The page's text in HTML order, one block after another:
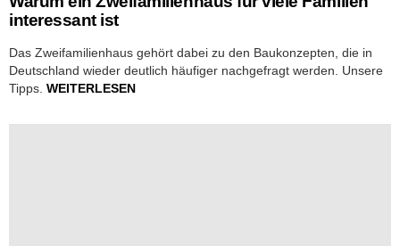
interessant ist
Das Zweifamilienhaus gehört dabei zu den Baukonzepten, die in
Deutschland wieder deutlich häufiger nachgefragt werden. Unsere
Tipps. WEITERLESEN